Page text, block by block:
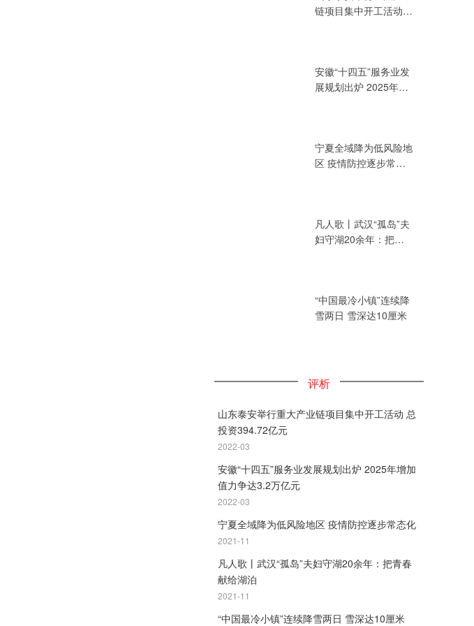
链项目集中开工活动
安徽“十四五”服务业发
展规划出炉 2025年增
宁夏全域降为低风险地
区 疫情防控逐步常态
凡人歌丨武汉“孤岛”夫
妇守湖20余年：把青
“中国最冷小镇”连续降
雪两日 雪深达10厘米
评析
山东泰安举行重大产业链项目集中开工活动 总
投资394.72亿元
2022-03
安徽“十四五”服务业发展规划出炉 2025年增加
值力争达3.2万亿元
2022-03
宁夏全域降为低风险地区 疫情防控逐步常态化
2021-11
凡人歌丨武汉“孤岛”夫妇守湖20余年：把青春
献给湖泊
2021-11
“中国最冷小镇”连续降雪两日 雪深达10厘米